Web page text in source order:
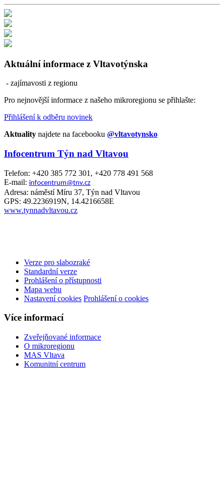
Aktuální informace z Vltavotýnska
- zajímavosti z regionu
Pro nejnovější informace z našeho mikroregionu se přihlašte:
Přihlášení k odběru novinek
Aktuality najdete na facebooku @vltavotynsko
Infocentrum Týn nad Vltavou
Telefon: +420 385 772 301, +420 778 491 568
E-mail: infocentrum@tnv.cz
Adresa: náměstí Míru 37, Týn nad Vltavou
GPS: 49.2236919N, 14.4216658E
www.tynnadvltavou.cz
Verze pro slabozraké
Standardní verze
Prohlášení o přístupnosti
Mapa webu
Nastavení cookies Prohlášení o cookies
Více informací
Zveřejňované informace
O mikroregionu
MAS Vltava
Komunitní centrum